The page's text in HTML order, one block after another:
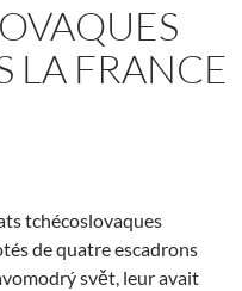
LA FRANCE
tchécoslovaques
de quatre escadrons
svět, leur avait